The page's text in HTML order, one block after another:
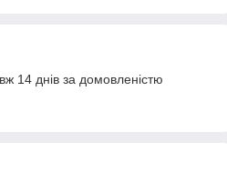
14 днів за домовленістю